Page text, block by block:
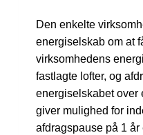
Den enkelte
energiselskab om at
virksomhedens
fastlagte lofter, og
energiselskabet
giver mulighed for
afdragspause på 1